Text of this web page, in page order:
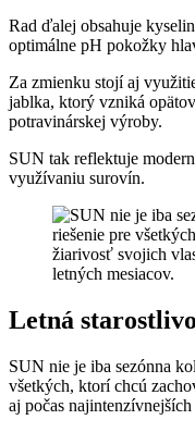
Rad ďalej obsahuje
optimálne pH pokožky
Za zmienku stojí aj
jablka, ktorý vzniká
potravinárskej výroby.
SUN tak reflektuje
využívaniu surovín.
Letná
SUN nie je iba sezónna
všetkých, ktorí chcú
aj počas